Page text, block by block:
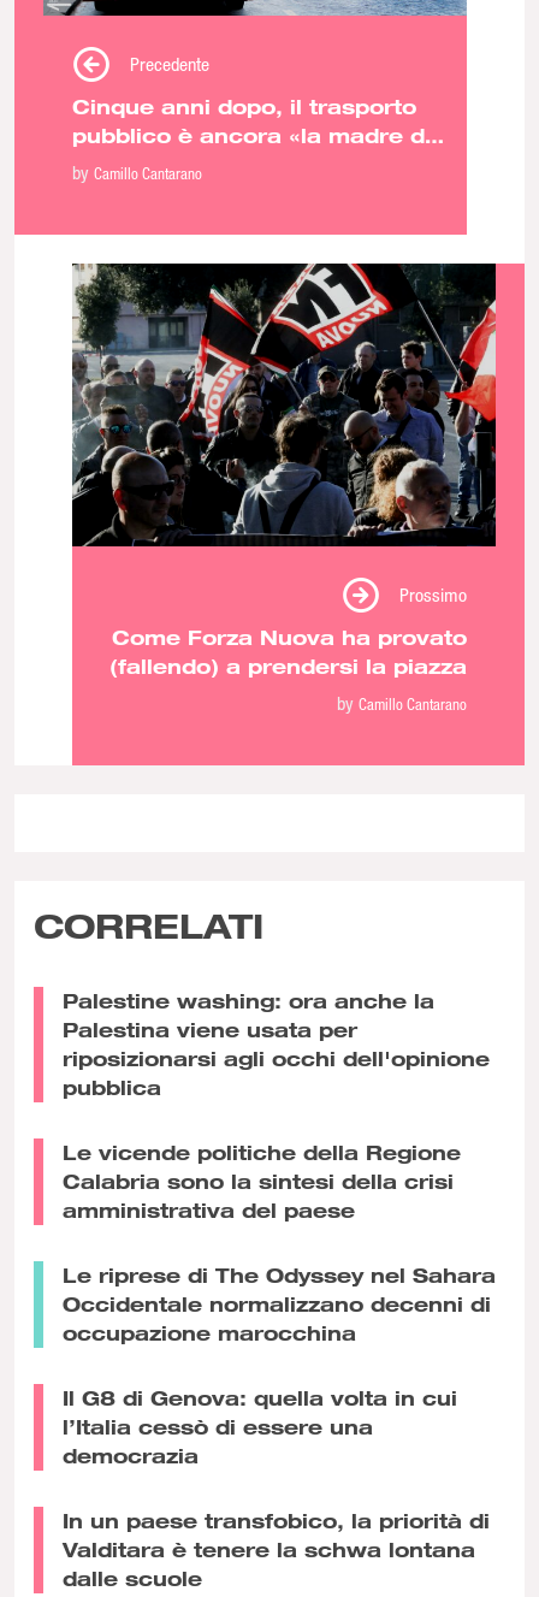
Precedente
Cinque anni dopo, il trasporto
pubblico è ancora «la madre di
tutte le battaglie»
by Camillo Cantarano
Prossimo
Come Forza Nuova ha provato
(fallendo) a prendersi la piazza
by Camillo Cantarano
CORRELATI
Palestine washing: ora anche la
Palestina viene usata per
riposizionarsi agli occhi dell'opinione
pubblica
Le vicende politiche della Regione
Calabria sono la sintesi della crisi
amministrativa del paese
Le riprese di The Odyssey nel Sahara
Occidentale normalizzano decenni di
occupazione marocchina
Il G8 di Genova: quella volta in cui
l’Italia cessò di essere una
democrazia
In un paese transfobico, la priorità di
Valditara è tenere la schwa lontana
dalle scuole